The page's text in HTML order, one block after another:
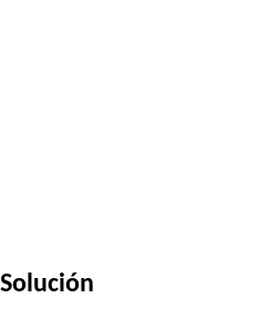
Solución